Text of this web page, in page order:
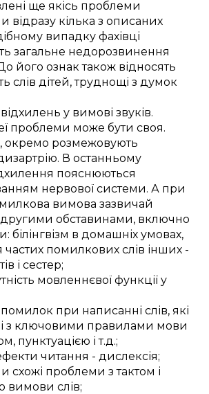
ще якісь проблеми
відразу кілька з описаних
випадку фахівці
загальне недорозвинення
його ознак також відносять
слів дітей,труднощі з думок
відхилень у вимові звуків.
проблеми може бути своя.
окремо розмежовують
В останньому
пояснюються
нервової системи. А при
вимова зазвичай
другими обставинами, включно
: білінгвізм в домашніх умовах,
частих помилкових слів інших -
і сестер;
мовленнєвої функції у
помилок при написанні слів, які
з ключовими правилами мови
, пунктуацією іт.д.;
читання - дислексія;
схожі проблеми зтактом і
вимови слів;